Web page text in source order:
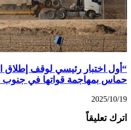
اختبار رئيسي لوقف إطلاق
بمهاجمة قواتها في جنوب
2025/10/
تعليقاً